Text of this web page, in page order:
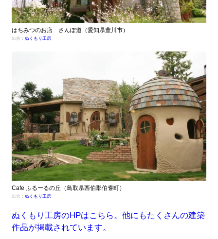
はちみつのお店 さんぽ道（愛知県豊川市）
出典： ぬくもり工房
Cafe ふるーるの丘（鳥取県西伯郡伯耆町）
出典： ぬくもり工房
ぬくもり工房のHPはこちら。他にもたくさんの建築
作品が掲載されています。